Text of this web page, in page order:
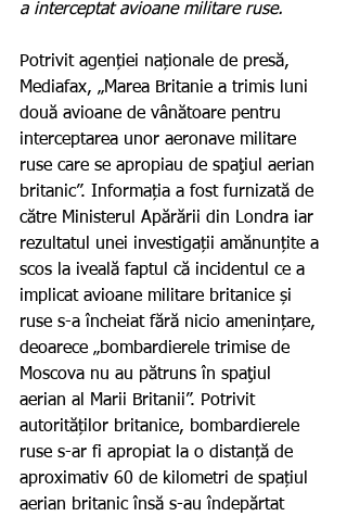
a interceptat avioane militare ruse.
Potrivit agenției naționale de presă,
Mediafax, „Marea Britanie a trimis luni
două avioane de vânătoare pentru
interceptarea unor aeronave militare
ruse care se apropiau de spaţiul aerian
britanic”. Informația a fost furnizată de
către Ministerul Apărării din Londra iar
rezultatul unei investigații amănunțite a
scos la iveală faptul că incidentul ce a
implicat avioane militare britanice și
ruse s-a încheiat fără nicio amenințare,
deoarece „bombardierele trimise de
Moscova nu au pătruns în spaţiul
aerian al Marii Britanii”. Potrivit
autorităților britanice, bombardierele
ruse s-ar fi apropiat la o distanță de
aproximativ 60 de kilometri de spațiul
aerian britanic însă s-au îndepărtat